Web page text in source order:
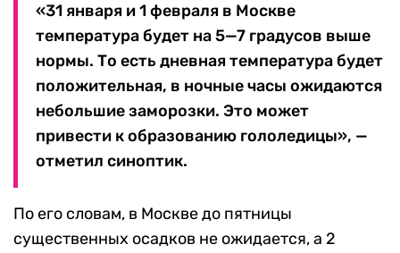
«31 января и 1 февраля в Москве
температура будет на 5—7 градусов выше
нормы. То есть дневная температура будет
положительная, в ночные часы ожидаются
небольшие заморозки. Это может
привести к образованию гололедицы», —
отметил синоптик.
По его словам, в Москве до пятницы
существенных осадков не ожидается, а 2